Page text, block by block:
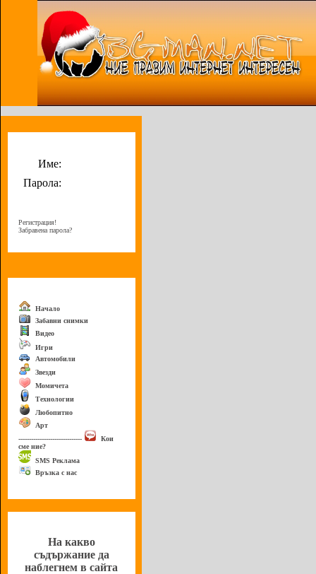
Име:
Парола:
Регистрация!
Забравена парола?
Начало
Забавни снимки
Видео
Игри
Автомобили
Звезди
Момичета
Технологии
Любопитно
Арт
------------------------------
Кои
сме ние?
SMS Реклама
Връзка с нас
На какво
съдържание да
наблегнем в сайта